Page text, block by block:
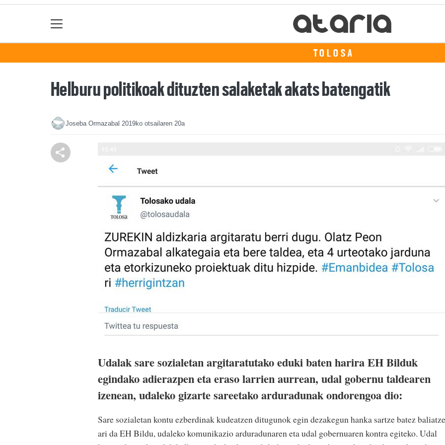
TOLOSA
Helburu politikoak dituzten salaketak akats batengatik
Joseba Ormazabal 2019ko otsailaren 20a
Udalak sare sozialetan argitaratutako eduki baten harira EH Bilduk
egindako adierazpen eta eraso larrien aurrean, udal gobernu taldearen
izenean, udaleko gizarte sareetako arduradunak ondorengoa dio:
Sare sozialetan kontu ezberdinak kudeatzen ditugunok egin dezakegun hanka sartze batez
ari da EH Bildu, udaleko komunikazio arduradunaren eta udal gobernuaren kontra egiteko. Udal